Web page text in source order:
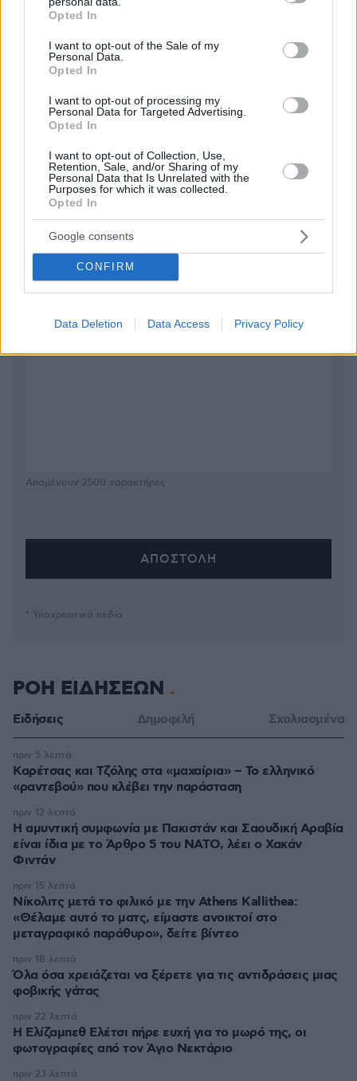
grant or deny consent to Google and its third-party tags to
use your data for below specified purposes in below Google
consent section.
Opted In
I want to opt-out of the Sale of my
Personal Data.
Opted In
I want to opt-out of processing my
Personal Data for Targeted Advertising.
Opted In
I want to opt-out of Collection, Use,
Retention, Sale, and/or Sharing of my
Personal Data that Is Unrelated with the
Purposes for which it was collected.
Opted In
Google consents
CONFIRM
Data Deletion Data Access Privacy Policy
ΦΟΡΤΩΣΗ ΠΕΡΙΣΣΟΤΕΡΩΝ ΣΧΟΛΙΩΝ
ΠΡΟΣΘΗΚΗ ΣΧΟΛΙΟΥ
ΌΝΟΜΑ *
EMAIL
ΣΧΌΛΙΟ *
Απομένουν 2500 χαρακτήρες
* Υποχρεωτικά πεδία
ΡΟΗ ΕΙΔΗΣΕΩΝ
Ειδήσεις Δημοφιλή Σχολιασμένα
Καρέτσας και Τζόλης στα «μαχαίρια» – Το ελληνικό
«ραντεβού» που κλέβει την παράσταση
πριν 5 λεπτά
Η αμυντική συμφωνία με Πακιστάν και Σαουδική Αραβία
είναι ίδια με το Άρθρο 5 του ΝΑΤΟ, λέει ο Χακάν
Φιντάν
πριν 12 λεπτά
Νίκολιτς μετά το φιλικό με την Athens Kallithea:
«Θέλαμε αυτό το ματς, είμαστε ανοικτοί στο
μεταγραφικό παράθυρο», δείτε βίντεο
πριν 15 λεπτά
Όλα όσα χρειάζεται να ξέρετε για τις αντιδράσεις μιας
φοβικής γάτας
πριν 18 λεπτά
Η Ελίζαμπεθ Ελέτσι πήρε ευχή για το μωρό της, οι
φωτογραφίες από τον Άγιο Νεκτάριο
πριν 22 λεπτά
πριν 23 λεπτά